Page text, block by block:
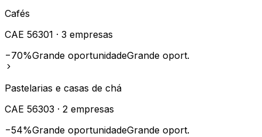
Cafés
CAE 56301 · 3 empresas
−70%Grande oportunidadeGrande oport.
Pastelarias e casas de chá
CAE 56303 · 2 empresas
−54%Grande oportunidadeGrande oport.